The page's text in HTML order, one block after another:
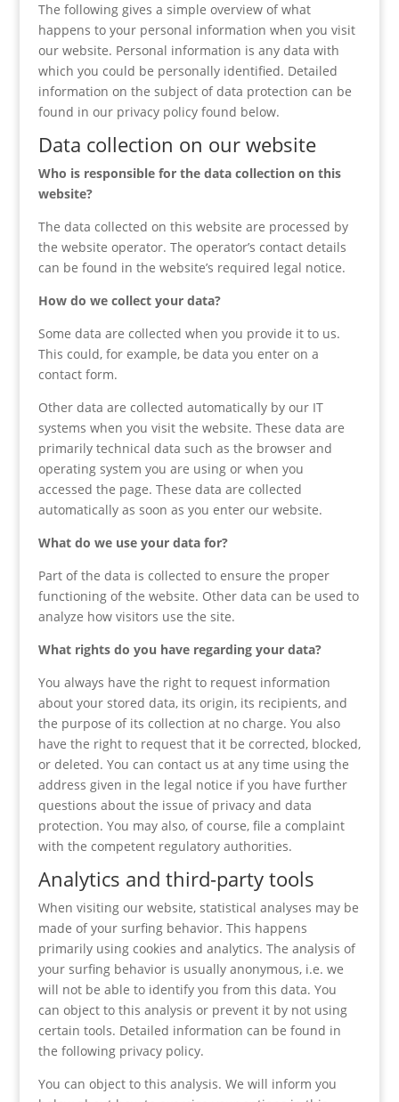
The following gives a simple overview of what
happens to your personal information when you visit
our website. Personal information is any data with
which you could be personally identified. Detailed
information on the subject of data protection can be
found in our privacy policy found below.
Data collection on our website
Who is responsible for the data collection on this
website?
The data collected on this website are processed by
the website operator. The operator’s contact details
can be found in the website’s required legal notice.
How do we collect your data?
Some data are collected when you provide it to us.
This could, for example, be data you enter on a
contact form.
Other data are collected automatically by our IT
systems when you visit the website. These data are
primarily technical data such as the browser and
operating system you are using or when you
accessed the page. These data are collected
automatically as soon as you enter our website.
What do we use your data for?
Part of the data is collected to ensure the proper
functioning of the website. Other data can be used to
analyze how visitors use the site.
What rights do you have regarding your data?
You always have the right to request information
about your stored data, its origin, its recipients, and
the purpose of its collection at no charge. You also
have the right to request that it be corrected, blocked,
or deleted. You can contact us at any time using the
address given in the legal notice if you have further
questions about the issue of privacy and data
protection. You may also, of course, file a complaint
with the competent regulatory authorities.
Analytics and third-party tools
When visiting our website, statistical analyses may be
made of your surfing behavior. This happens
primarily using cookies and analytics. The analysis of
your surfing behavior is usually anonymous, i.e. we
will not be able to identify you from this data. You
can object to this analysis or prevent it by not using
certain tools. Detailed information can be found in
the following privacy policy.
You can object to this analysis. We will inform you